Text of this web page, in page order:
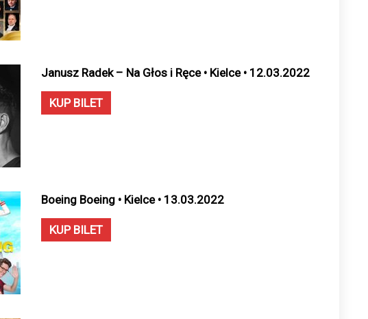
Janusz Radek – Na Głos i Ręce • Kielce • 12.03.2022
KUP BILET
Boeing Boeing • Kielce • 13.03.2022
KUP BILET